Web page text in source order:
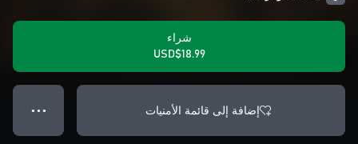
شراء
USD$18.99
إضافة إلى قائمة الأمنيات ● ● ●